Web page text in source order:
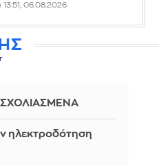
13:51, 06.08.2026
ΣΧΟΛΙΑΣΜΕΝΑ
ηλεκτροδότηση